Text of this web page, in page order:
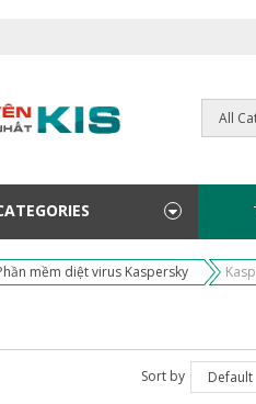
mềm diệt virus Kaspersky
Sort by Default